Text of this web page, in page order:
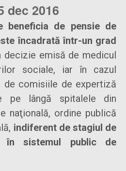
dec 2016
beneficia de pensie de
încadrată într-un grad
emisă de medicul
sociale, iar în cazul
de comisiile de expertiză
pe lângă spitalele din
naţională, ordine publică
indiferent de stagiul de
în sistemul public de